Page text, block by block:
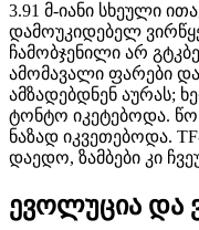
3.91 მ-იანი სხეული
დამოუკიდებელ
ჩამობჯენილი არ
ამომავალი ფარები
ამზადებდნენ აურას;
ტონტო იკეტებოდა.
ნაზად იკვეთებოდა.
დაედო, ზამბები კი
ევოლუცია და